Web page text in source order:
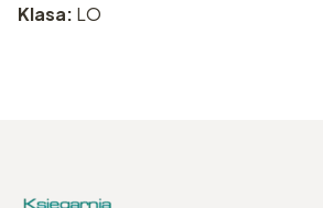
Klasa: LO